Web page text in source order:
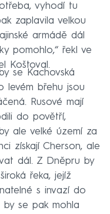
vyhodí tu
zaplavila velkou
armádě dál
pomohlo,“ řekl ve
Koštoval.
se Kachovská
levém břehu jsou
Rusové mají
do povětří,
ale velké území za
získají Cherson, ale
dál. Z Dněpru by
řeka, jejíž
s invazí do
by se pak mohla